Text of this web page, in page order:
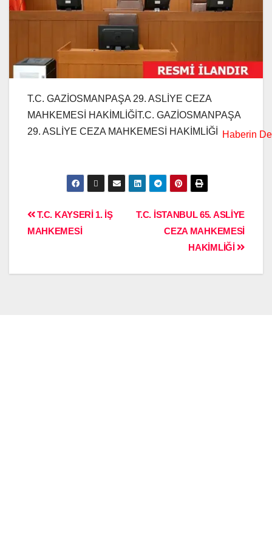
T.C. GAZİOSMANPAŞA 29. ASLİYE CEZA
MAHKEMESİ HAKİMLİĞİT.C. GAZİOSMANPAŞA
29. ASLİYE CEZA MAHKEMESİ HAKİMLİĞİ
T.C. İSTANBUL 65. ASLİYE
CEZA MAHKEMESİ
HAKİMLİĞİ
T.C. KAYSERİ 1. İŞ
MAHKEMESİ